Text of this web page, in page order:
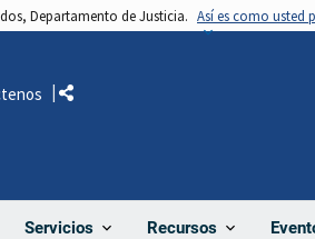
Departamento de Justicia. Así es como usted
Servicios Recursos
Comparte